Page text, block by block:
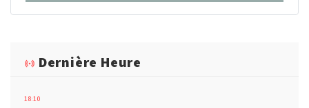
Dernière Heure
18:10